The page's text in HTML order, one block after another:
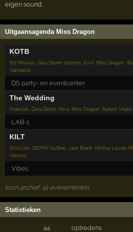
eigen sound.
Uitgaansagenda Miss Dragon
KOTB
Ed Mission ,Gina Storm Iceman Ko-c Miss Dragon
Vandalos
DS party- en eventcenter
The Wedding
Francois ,Gina Storm Ko-c Miss Dragon Ruben Vitalis
LAB-1
KILT
Dot.Cum DSTNY,eLBee Jack Black Kimmy Louda
Groove
Vibes
toon archief, 41 evenementen
Statistieken
44 ·
optredens